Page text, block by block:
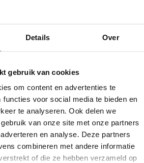
Details Over
gebruik van cookies
om content en advertenties te
functies voor social media te bieden en
te analyseren. Ook delen we
van onze site met onze partners
en analyse. Deze partners
combineren met andere informatie
of die ze hebben verzameld op
je nu aan voor een cursus bij jou
Nu Aanmelden